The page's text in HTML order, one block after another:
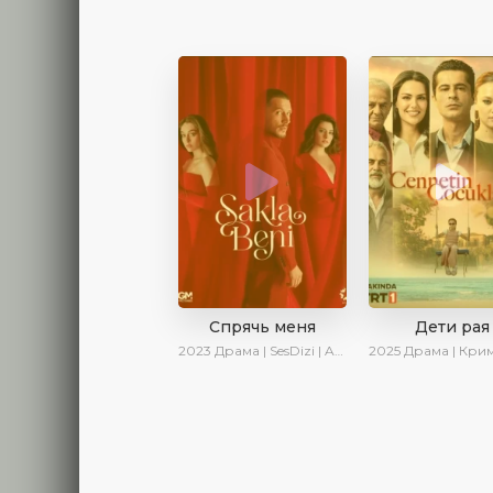
Спрячь меня
2023 Драма | SesDizi | AveTurk | AlisaDirilis | Сериалы 2023
Дети рая
2025 Драма | Криминал | AlisaDirilis | Новинки